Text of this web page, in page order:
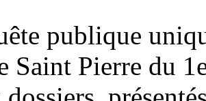
publique
Saint Pierre du